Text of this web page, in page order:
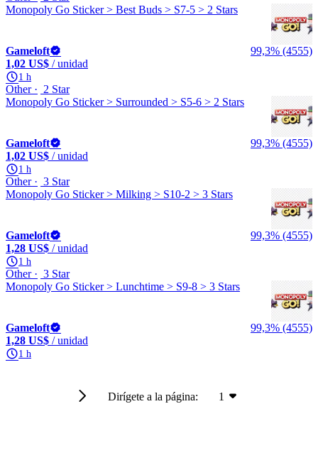
Monopoly Go Sticker > Best Buds > S7-5 > 2 Stars
Gameloft
99,3% (4555)
1,02 US$ / unidad
1 h
Other
2 Star
Monopoly Go Sticker > Surrounded > S5-6 > 2 Stars
Gameloft
99,3% (4555)
1,02 US$ / unidad
1 h
Other
3 Star
Monopoly Go Sticker > Milking > S10-2 > 3 Stars
Gameloft
99,3% (4555)
1,28 US$ / unidad
1 h
Other
3 Star
Monopoly Go Sticker > Lunchtime > S9-8 > 3 Stars
Gameloft
99,3% (4555)
1,28 US$ / unidad
1 h
Dirígete a la página: 1